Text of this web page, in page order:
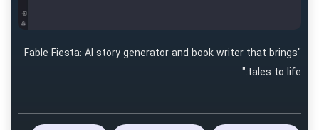
"Fable Fiesta: AI story generator and book writer that brings
tales to life."